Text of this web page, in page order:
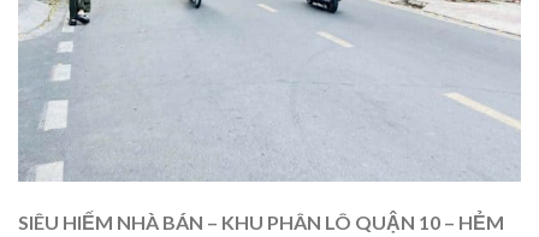
SIÊU HIẾM NHÀ BÁN – KHU PHÂN LÔ QUẬN 10 – HẺM